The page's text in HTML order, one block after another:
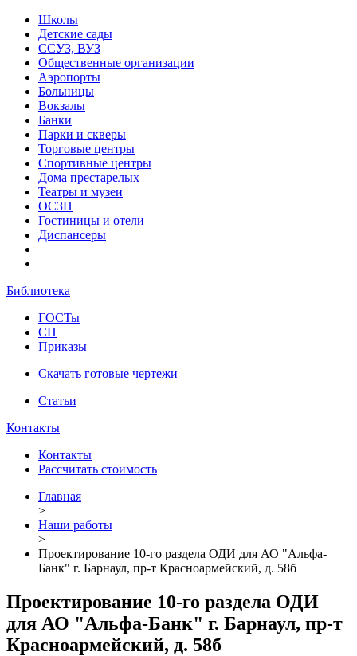
Школы
Детские сады
ССУЗ, ВУЗ
Общественные организации
Аэропорты
Больницы
Вокзалы
Банки
Парки и скверы
Торговые центры
Спортивные центры
Дома престарелых
Театры и музеи
ОСЗН
Гостиницы и отели
Диспансеры
Библиотека
ГОСТы
СП
Приказы
Скачать готовые чертежи
Статьи
Контакты
Контакты
Рассчитать стоимость
Главная
>
Наши работы
>
Проектирование 10-го раздела ОДИ для АО "Альфа-
Банк" г. Барнаул, пр-т Красноармейский, д. 58б
Проектирование 10-го раздела ОДИ
для АО "Альфа-Банк" г. Барнаул, пр-т
Красноармейский, д. 58б